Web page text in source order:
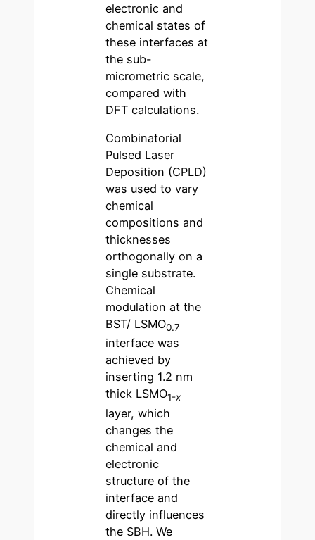
electronic and
chemical states of
these interfaces at
the sub-
micrometric scale,
compared with
DFT calculations.
Combinatorial
Pulsed Laser
Deposition (CPLD)
was used to vary
chemical
compositions and
thicknesses
orthogonally on a
single substrate.
Chemical
modulation at the
BST/ LSMO0.7
interface was
achieved by
inserting 1.2 nm
thick LSMO1-x
layer, which
changes the
chemical and
electronic
structure of the
interface and
directly influences
the SBH. We